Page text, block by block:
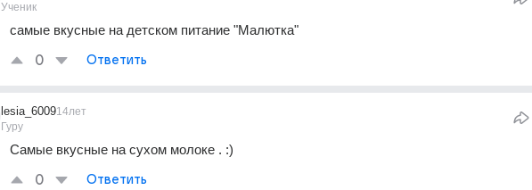
Ученик
самые вкусные на детском питание "Малютка"
0 Ответить
lesia_6009
Гуру
14лет
Самые вкусные на сухом молоке . :)
0 Ответить